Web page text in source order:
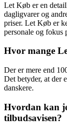
Let Køb er en
dagligvarer og
priser. Let Køb er
personale og fokus
Hvor mange
Der er mere end
Det betyder, at der
danskere.
Hvordan kan
tilbudsavisen?